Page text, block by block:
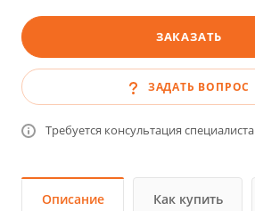
ЗАКАЗАТЬ
ЗАДАТЬ ВОПРОС
Требуется консультация специалиста
Описание Как купить